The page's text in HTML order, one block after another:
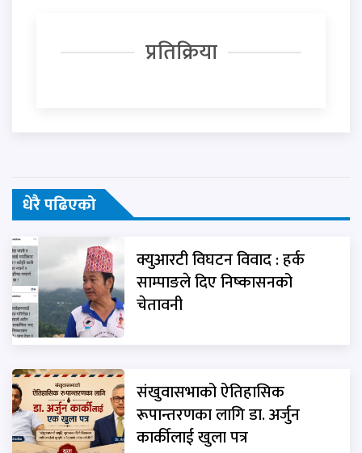
प्रतिक्रिया
धेरै पढिएको
क्युआरटी विघटन विवाद : हर्क
साम्पाङले दिए निष्कासनको
चेतावनी
संखुवासभाको ऐतिहासिक
रूपान्तरणका लागि डा. अर्जुन
कार्कीलाई खुला पत्र